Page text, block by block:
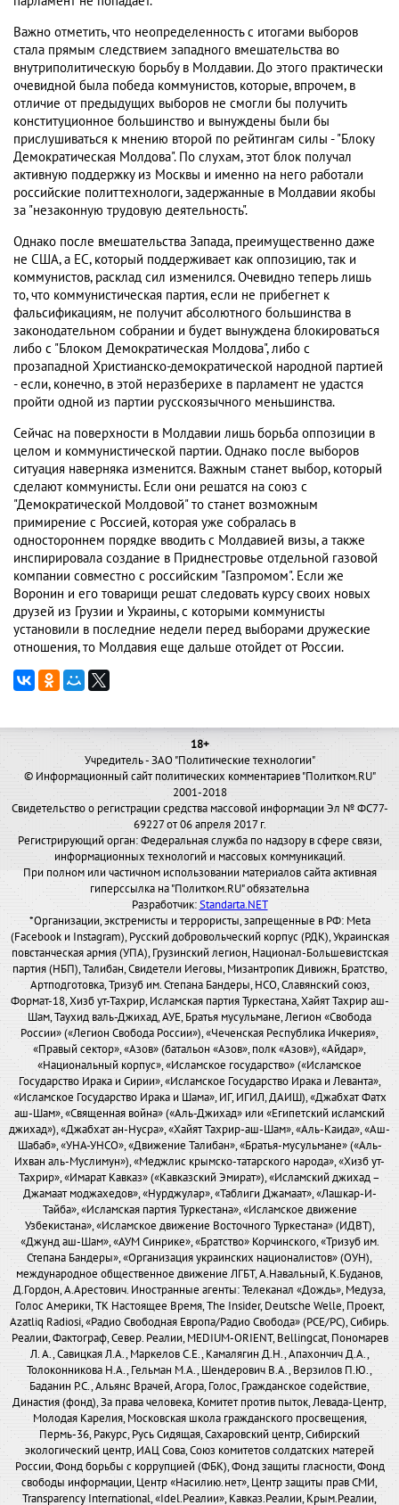
Важно отметить, что неопределенность с итогами выборов
стала прямым следствием западного вмешательства во
внутриполитическую борьбу в Молдавии. До этого практически
очевидной была победа коммунистов, которые, впрочем, в
отличие от предыдущих выборов не смогли бы получить
конституционное большинство и вынуждены были бы
прислушиваться к мнению второй по рейтингам силы - "Блоку
Демократическая Молдова". По слухам, этот блок получал
активную поддержку из Москвы и именно на него работали
российские политтехнологи, задержанные в Молдавии якобы
за "незаконную трудовую деятельность".
Однако после вмешательства Запада, преимущественно даже
не США, а ЕС, который поддерживает как оппозицию, так и
коммунистов, расклад сил изменился. Очевидно теперь лишь
то, что коммунистическая партия, если не прибегнет к
фальсификациям, не получит абсолютного большинства в
законодательном собрании и будет вынуждена блокироваться
либо с "Блоком Демократическая Молдова", либо с
прозападной Христианско-демократической народной партией
- если, конечно, в этой неразберихе в парламент не удастся
пройти одной из партии русскоязычного меньшинства.
Сейчас на поверхности в Молдавии лишь борьба оппозиции в
целом и коммунистической партии. Однако после выборов
ситуация наверняка изменится. Важным станет выбор, который
сделают коммунисты. Если они решатся на союз с
"Демократической Молдовой" то станет возможным
примирение с Россией, которая уже собралась в
одностороннем порядке вводить с Молдавией визы, а также
инспирировала создание в Приднестровье отдельной газовой
компании совместно с российским "Газпромом". Если же
Воронин и его товарищи решат следовать курсу своих новых
друзей из Грузии и Украины, с которыми коммунисты
установили в последние недели перед выборами дружеские
отношения, то Молдавия еще дальше отойдет от России.
18+
Учредитель - ЗАО "Политические технологии"
© Информационный сайт политических комментариев "Политком.RU"
2001-2018
Свидетельство о регистрации средства массовой информации Эл № ФС77-
69227 от 06 апреля 2017 г.
Регистрирующий орган: Федеральная служба по надзору в сфере связи,
информационных технологий и массовых коммуникаций.
При полном или частичном использовании материалов сайта активная
гиперссылка на "Политком.RU" обязательна
Разработчик:Standarta.NET
*Организации, экстремисты и террористы, запрещенные в РФ: Meta
(Facebook и Instagram), Русский добровольческий корпус (РДК), Украинская
повстанческая армия (УПА), Грузинский легион, Национал-Большевистская
партия (НБП), Талибан, Свидетели Иеговы, Мизантропик Дивижн, Братство,
Артподготовка, Тризуб им. Степана Бандеры, НСО, Славянский союз,
Формат-18, Хизб ут-Тахрир, Исламская партия Туркестана, Хайят Тахрир аш-
Шам, Таухид валь-Джихад, АУЕ, Братья мусульмане, Легион «Свобода
России» («Легион Свобода России»), «Чеченская Республика Ичкерия»,
«Правый сектор», «Азов» (батальон «Азов», полк «Азов»), «Айдар»,
«Национальный корпус», «Исламское государство» («Исламское
Государство Ирака и Сирии», «Исламское Государство Ирака и Леванта»,
«Исламское Государство Ирака и Шама», ИГ, ИГИЛ, ДАИШ), «Джабхат Фатх
аш-Шам», «Священная война» («Аль-Джихад» или «Египетский исламский
джихад»), «Джабхат ан-Нусра», «Хайят Тахрир-аш-Шам», «Аль-Каида», «Аш-
Шабаб», «УНА-УНСО», «Движение Талибан», «Братья-мусульмане» («Аль-
Ихван аль-Муслимун»), «Меджлис крымско-татарского народа», «Хизб ут-
Тахрир», «Имарат Кавказ» («Кавказский Эмират»), «Исламский джихад –
Джамаат моджахедов», «Нурджулар», «Таблиги Джамаат», «Лашкар-И-
Тайба», «Исламская партия Туркестана», «Исламское движение
Узбекистана», «Исламское движение Восточного Туркестана» (ИДВТ),
«Джунд аш-Шам», «АУМ Синрике», «Братство» Корчинского, «Тризуб им.
Степана Бандеры», «Организация украинских националистов» (ОУН),
международное общественное движение ЛГБТ, А.Навальный, К.Буданов,
Д.Гордон, А.Арестович. Иностранные агенты: Телеканал «Дождь», Медуза,
Голос Америки, ТК Настоящее Время, The Insider, Deutsche Welle, Проект,
Azatliq Radiosi, «Радио Свободная Европа/Радио Свобода» (PCE/PC), Сибирь.
Реалии, Фактограф, Север. Реалии, MEDIUM-ORIENT, Bellingcat, Пономарев
Л. А., Савицкая Л.А., Маркелов С.Е., Камалягин Д.Н., Апахончич Д.А.,
Толоконникова Н.А., Гельман М.А., Шендерович В.А., Верзилов П.Ю.,
Баданин Р.С., Альянс Врачей, Агора, Голос, Гражданское содействие,
Династия (фонд), За права человека, Комитет против пыток, Левада-Центр,
Молодая Карелия, Московская школа гражданского просвещения,
Пермь-36, Ракурс, Русь Сидящая, Сахаровский центр, Сибирский
экологический центр, ИАЦ Сова, Союз комитетов солдатских матерей
России, Фонд борьбы с коррупцией (ФБК), Фонд защиты гласности, Фонд
свободы информации, Центр «Насилию.нет», Центр защиты прав СМИ,
Transparency International, «Idel.Реалии», Кавказ.Реалии, Крым.Реалии,